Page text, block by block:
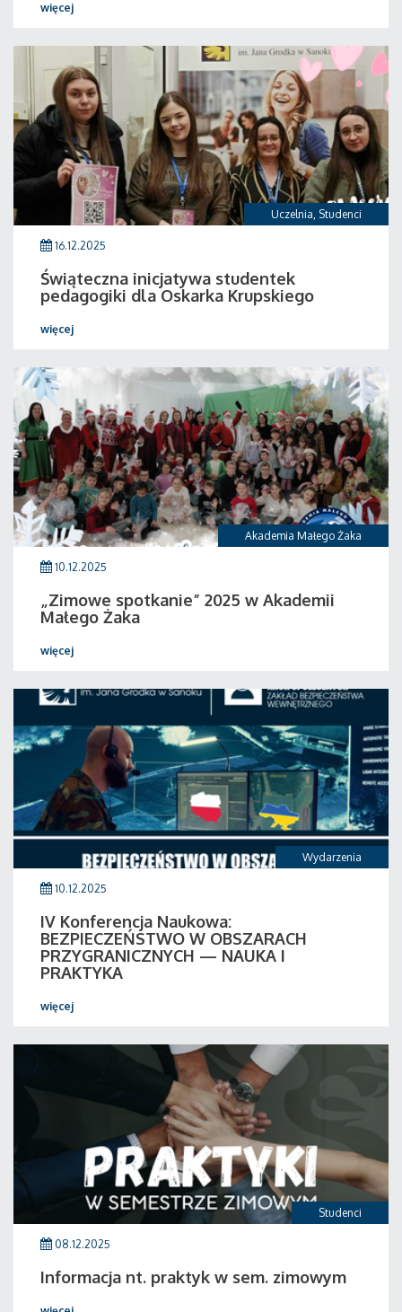
więcej
Uczelnia, Studenci
16.12.2025
Świąteczna inicjatywa studentek
pedagogiki dla Oskarka Krupskiego
więcej
Akademia Małego Żaka
10.12.2025
„Zimowe spotkanie” 2025 w Akademii
Małego Żaka
więcej
Wydarzenia
10.12.2025
IV Konferencja Naukowa:
BEZPIECZEŃSTWO W OBSZARACH
PRZYGRANICZNYCH — NAUKA I
PRAKTYKA
więcej
Studenci
08.12.2025
Informacja nt. praktyk w sem. zimowym